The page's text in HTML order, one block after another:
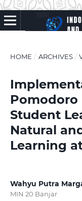
HOME / ARCHIVES /
Student
Natural
Learning
Wahyu Putra
MIN 20 Banjar